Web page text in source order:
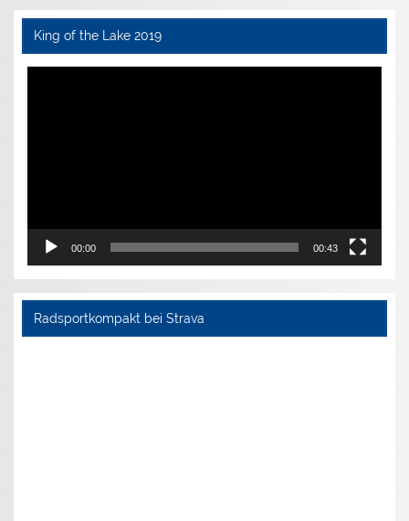
King of the Lake 2019
Video-
00:00 00:43
Radsportkompakt bei Strava